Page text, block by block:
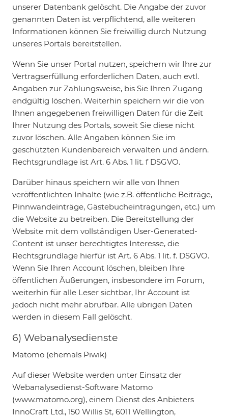
unserer Datenbank gelöscht. Die Angabe der zuvor
genannten Daten ist verpflichtend, alle weiteren
Informationen können Sie freiwillig durch Nutzung
unseres Portals bereitstellen.
Wenn Sie unser Portal nutzen, speichern wir Ihre zur
Vertragserfüllung erforderlichen Daten, auch evtl.
Angaben zur Zahlungsweise, bis Sie Ihren Zugang
endgültig löschen. Weiterhin speichern wir die von
Ihnen angegebenen freiwilligen Daten für die Zeit
Ihrer Nutzung des Portals, soweit Sie diese nicht
zuvor löschen. Alle Angaben können Sie im
geschützten Kundenbereich verwalten und ändern.
Rechtsgrundlage ist Art. 6 Abs. 1 lit. f DSGVO.
Darüber hinaus speichern wir alle von Ihnen
veröffentlichten Inhalte (wie z.B. öffentliche Beiträge,
Pinnwandeinträge, Gästebucheintragungen, etc.) um
die Website zu betreiben. Die Bereitstellung der
Website mit dem vollständigen User-Generated-
Content ist unser berechtigtes Interesse, die
Rechtsgrundlage hierfür ist Art. 6 Abs. 1 lit. f. DSGVO.
Wenn Sie Ihren Account löschen, bleiben Ihre
öffentlichen Äußerungen, insbesondere im Forum,
weiterhin für alle Leser sichtbar, Ihr Account ist
jedoch nicht mehr abrufbar. Alle übrigen Daten
werden in diesem Fall gelöscht.
6) Webanalysedienste
Matomo (ehemals Piwik)
Auf dieser Website werden unter Einsatz der
Webanalysedienst-Software Matomo
(www.matomo.org), einem Dienst des Anbieters
InnoCraft Ltd., 150 Willis St, 6011 Wellington,